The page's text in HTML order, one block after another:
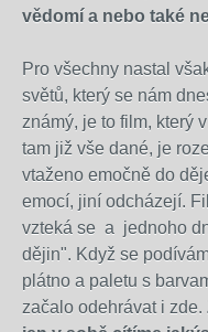
vědomí a nebo také
Pro všechny nastal
světů, který se nám
známý, je to film, který
tam již vše dané, je
vtaženo emočně do
emocí, jiní odcházejí.
vzteká se a jednoho
dějin". Když se
plátno a paletu s
začalo odehrávat i zde.